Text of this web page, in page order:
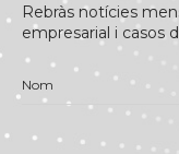
Rebràs notícies
empresarial i casos
Nom